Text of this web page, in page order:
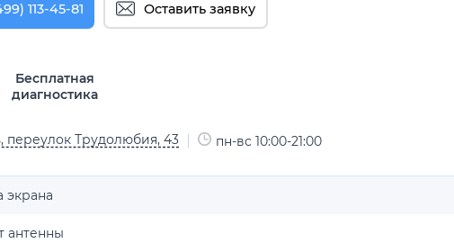
113-45-81 Оставить заявку
Бесплатная
диагностика
переулок Трудолюбия, 43 пн-вс 10:00-21:00
экрана
антенны